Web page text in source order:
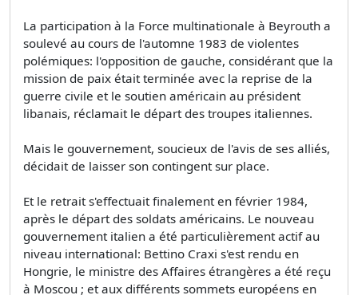
La participation à la Force multinationale à Beyrouth a
soulevé au cours de l'automne 1983 de violentes
polémiques: l'opposition de gauche, considérant que la
mission de paix était terminée avec la reprise de la
guerre civile et le soutien américain au président
libanais, réclamait le départ des troupes italiennes.
Mais le gouvernement, soucieux de l'avis de ses alliés,
décidait de laisser son contingent sur place.
Et le retrait s'effectuait finalement en février 1984,
après le départ des soldats américains. Le nouveau
gouvernement italien a été particulièrement actif au
niveau international: Bettino Craxi s'est rendu en
Hongrie, le ministre des Affaires étrangères a été reçu
à Moscou ; et aux différents sommets européens en